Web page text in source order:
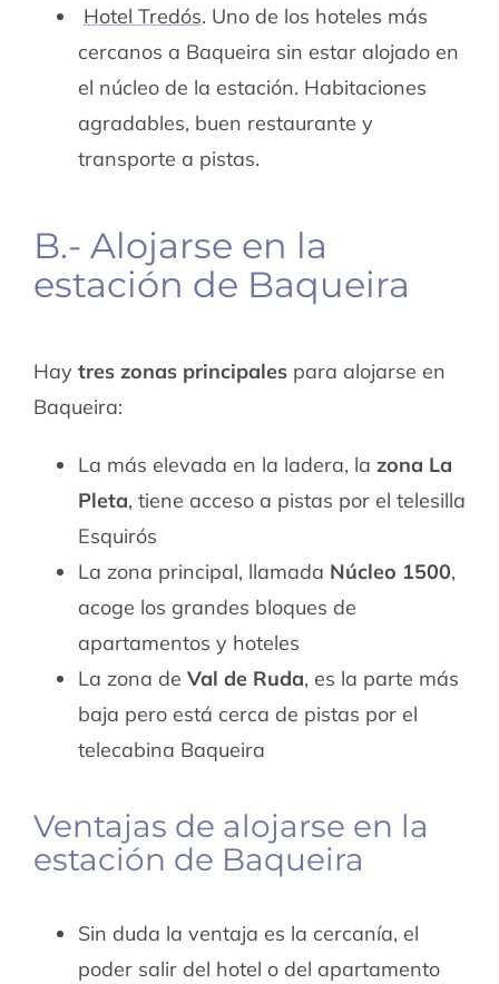
Hotel Tredós. Uno de los hoteles más
cercanos a Baqueira sin estar alojado en
el núcleo de la estación. Habitaciones
agradables, buen restaurante y
transporte a pistas.
B.- Alojarse en la
estación de Baqueira
Hay tres zonas principalespara alojarse en
Baqueira:
La más elevada en la ladera, la zona La
Pleta, tiene acceso a pistas por el telesilla
Esquirós
La zona principal, llamada Núcleo 1500,
acoge los grandes bloques de
apartamentos y hoteles
La zona de Val de Ruda, es la parte más
baja pero está cerca de pistas por el
telecabina Baqueira
Ventajas de alojarse en la
estación de Baqueira
Sin duda la ventaja es la cercanía, el
poder salir del hotel o del apartamento